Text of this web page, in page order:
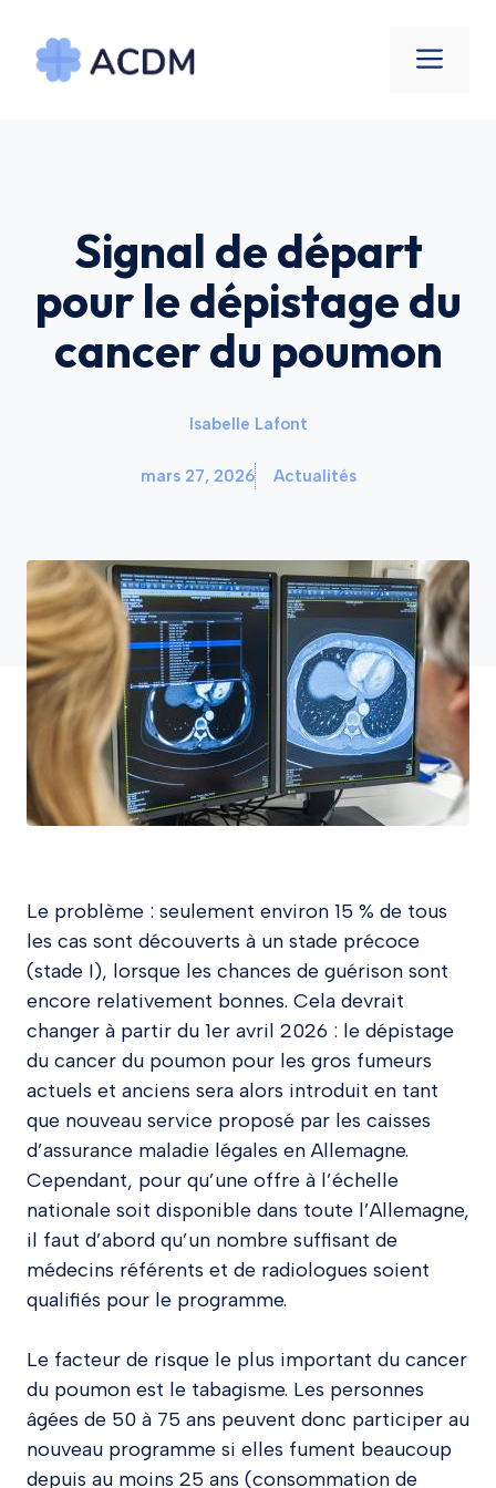
contenu
Signal de départ
pour le dépistage du
cancer du poumon
Isabelle Lafont
mars 27, 2026 Actualités
Le problème : seulement environ 15 % de tous
les cas sont découverts à un stade précoce
(stade I), lorsque les chances de guérison sont
encore relativement bonnes. Cela devrait
changer à partir du 1er avril 2026 : le dépistage
du cancer du poumon pour les gros fumeurs
actuels et anciens sera alors introduit en tant
que nouveau service proposé par les caisses
d’assurance maladie légales en Allemagne.
Cependant, pour qu’une offre à l’échelle
nationale soit disponible dans toute l’Allemagne,
il faut d’abord qu’un nombre suffisant de
médecins référents et de radiologues soient
qualifiés pour le programme.
Le facteur de risque le plus important du cancer
du poumon est le tabagisme. Les personnes
âgées de 50 à 75 ans peuvent donc participer au
nouveau programme si elles fument beaucoup
depuis au moins 25 ans (consommation de